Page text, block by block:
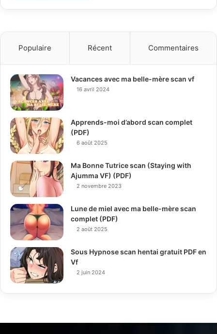
Populaire Récent Commentaires
Vacances avec ma belle-mère scan vf
16 avril 2024
Apprends-moi d’abord scan complet
(PDF)
6 août 2025
Ma Bonne Tutrice scan (Staying with
Ajumma VF) (PDF)
2 novembre 2023
Lune de miel avec ma belle-mère scan
complet (PDF)
2 août 2025
Sous Hypnose scan hentai gratuit PDF en
Vf
2 juin 2024